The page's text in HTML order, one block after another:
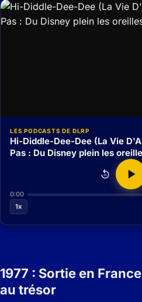
LES PODCASTS DE DLRP
Hi-Diddle-Dee-Dee (La Vie
Pas : Du Disney plein les
15
0:00
1x
1977 : Sortie en
au trésor